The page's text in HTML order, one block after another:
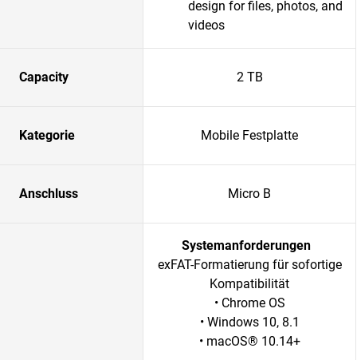
design for files, photos, and
videos
Capacity 2 TB
Kategorie Mobile Festplatte
Anschluss Micro B
Systemanforderungen
exFAT-Formatierung für sofortige
Kompatibilität
• Chrome OS
• Windows 10, 8.1
• macOS® 10.14+